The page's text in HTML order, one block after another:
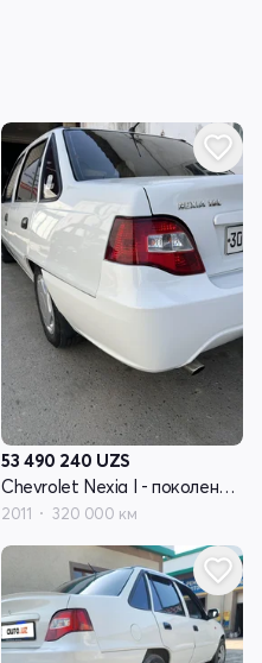
53 490 240 UZS
Chevrolet Nexia I - поколение рестайлинг
2011 320 000 км